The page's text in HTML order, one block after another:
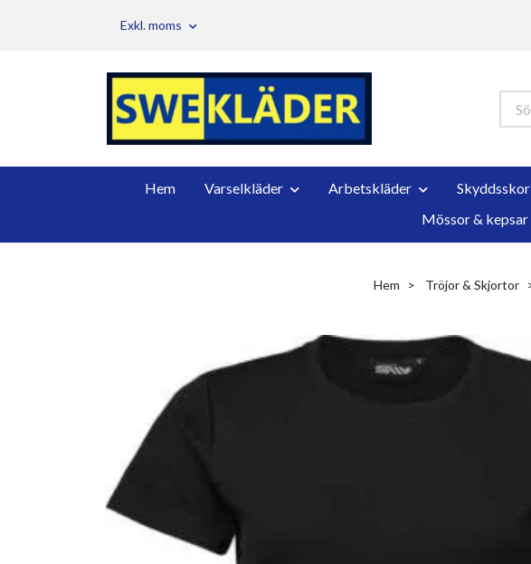
Exkl. moms
Hem Varselkläder Arbetskläder Skyddsskor
Mössor & kepsar
Hem Tröjor & Skjortor